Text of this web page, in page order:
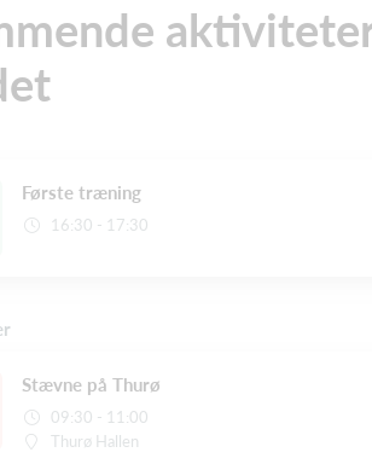
Første træning
16:30 - 17:30
Stævne på Thurø
09:30 - 11:00
Thurø Hallen